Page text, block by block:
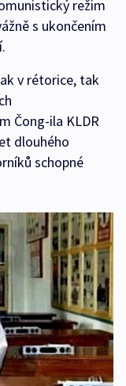
režim
s ukončením
v rétorice, tak
Čong-ila KLDR
dlouhého
schopné